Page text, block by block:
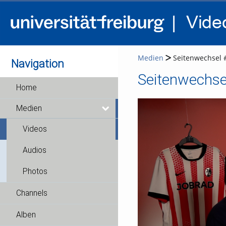
Navigation
Home
Medien
Videos
Audios
Photos
Channels
Alben
Medien Seitenwechsel